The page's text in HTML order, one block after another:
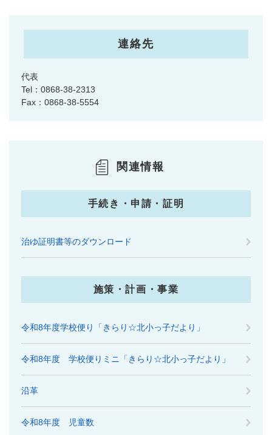
連絡先
代表
Tel：0868-38-2313
Fax：0868-38-5554
関連情報
手続き・申請・証明
治ゆ証明書等のダウンロード
施策・計画・事業
令和8年度学校便り「きらり☆北小っ子だより」
令和8年度 学校便りミニ「きらり☆北小っ子だより」
沿革
令和8年度 児童数